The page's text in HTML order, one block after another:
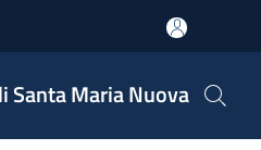
Santa Maria Nuova